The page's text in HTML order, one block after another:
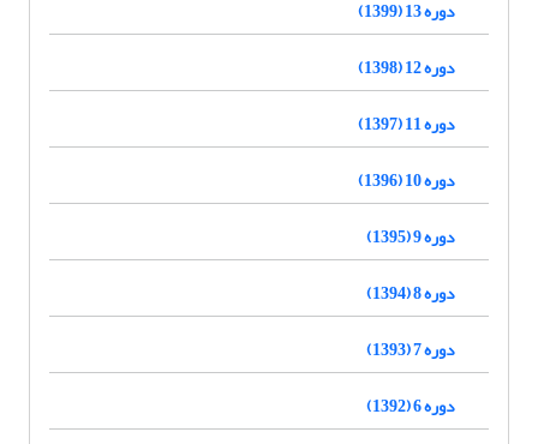
دوره 13 (1399)
دوره 12 (1398)
دوره 11 (1397)
دوره 10 (1396)
دوره 9 (1395)
دوره 8 (1394)
دوره 7 (1393)
دوره 6 (1392)